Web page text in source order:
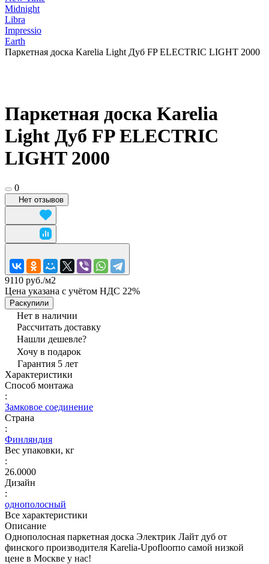
Midnight
Libra
Impressio
Earth
Паркетная доска Karelia Light Дуб FP ELECTRIC LIGHT 2000
Паркетная доска Karelia
Light Дуб FP ELECTRIC
LIGHT 2000
0
Нет отзывов
9110 руб./м2
Цена указана с учётом НДС 22%
Раскупили
Нет в наличии
Рассчитать доставку
Нашли дешевле?
Хочу в подарок
Гарантия 5 лет
Характеристики
Способ монтажа
:
Замковое соединение
Страна
:
Финляндия
Вес упаковки, кг
:
26.0000
Дизайн
:
однополосный
Все характеристики
Описание
Однополосная паркетная доска Электрик Лайт дуб от
финского производителя Karelia-Upofloorпо самой низкой
цене в Москве у нас!